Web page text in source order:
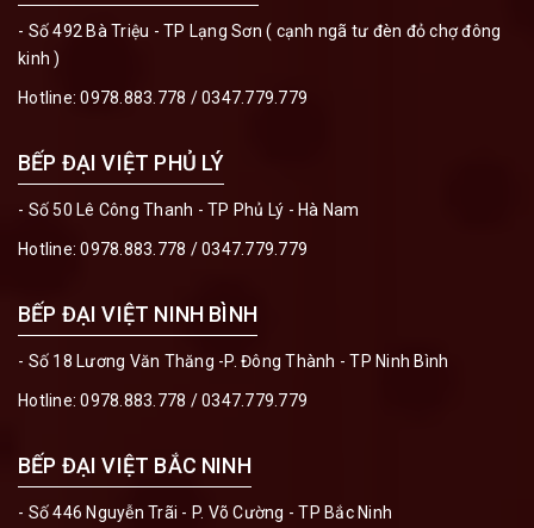
- Số 492 Bà Triệu - TP Lạng Sơn ( cạnh ngã tư đèn đỏ chợ đông
kinh )
Hotline:0978.883.778 /0347.779.779
BẾP ĐẠI VIỆT PHỦ LÝ
- Số 50 Lê Công Thanh - TP Phủ Lý - Hà Nam
Hotline:0978.883.778 /0347.779.779
BẾP ĐẠI VIỆT NINH BÌNH
- Số 18 Lương Văn Thăng -P. Đông Thành - TP Ninh Bình
Hotline:0978.883.778 /0347.779.779
BẾP ĐẠI VIỆT BẮC NINH
- Số 446 Nguyễn Trãi - P. Võ Cường - TP Bắc Ninh